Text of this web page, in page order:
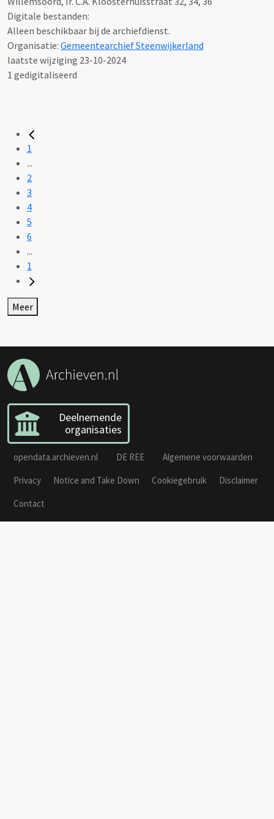
Digitale bestanden:
Alleen beschikbaar bij de archiefdienst.
Organisatie: Gemeentearchief Steenwijkerland
laatste wijziging 23-10-2024
1 gedigitaliseerd
1
...
2
3
4
5
6
...
1
Meer
Deelnemende
organisaties
opendata.archieven.nl DE REE
Algemene voorwaarden
Privacy
Notice and Take Down Cookiegebruik
Disclaimer
Contact